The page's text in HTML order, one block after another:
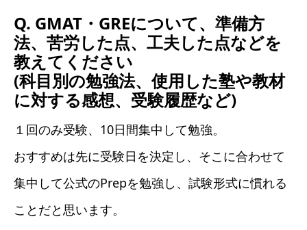
Q. GMAT・GREについて、準備方
法、苦労した点、工夫した点などを
教えてください
(科目別の勉強法、使用した塾や教材
に対する感想、受験履歴など)
１回のみ受験、10日間集中して勉強。
おすすめは先に受験日を決定し、そこに合わせて
集中して公式のPrepを勉強し、試験形式に慣れる
ことだと思います。